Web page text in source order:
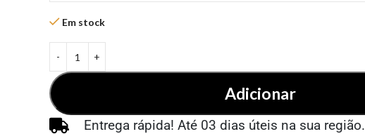
Em stock
Adicionar
Entrega rápida! Até 03 dias úteis na sua região.